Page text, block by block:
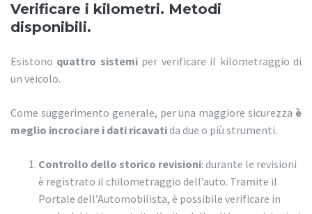
Verificare i kilometri. Metodi
disponibili.
Esistono quattro sistemiper verificare il kilometraggio di
un veicolo.
Come suggerimento generale, per una maggiore sicurezza è
meglio incrociare i dati ricavatida due o più strumenti.
Controllo dello storico revisioni: durante le revisioni
è registrato il chilometraggio dell’auto. Tramite il
Portale dell’Automobilista, è possibile verificare in